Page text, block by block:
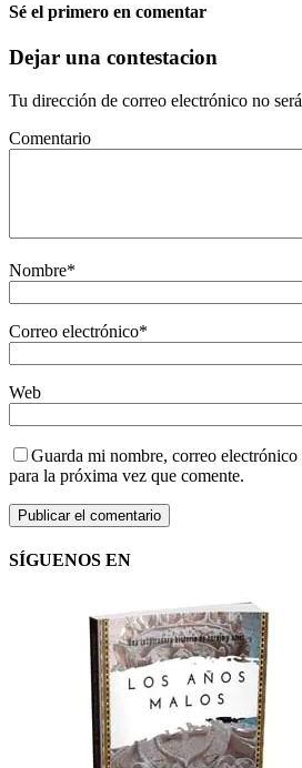
Sé el primero en comentar
Dejar una contestacion
Tu dirección de correo electrónico no
Comentario
Nombre*
Correo electrónico*
Web
Guarda mi nombre, correo
para la próxima vez que comente.
SÍGUENOS EN